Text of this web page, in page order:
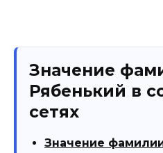
Значение
Рябенький в
сетях
Значение